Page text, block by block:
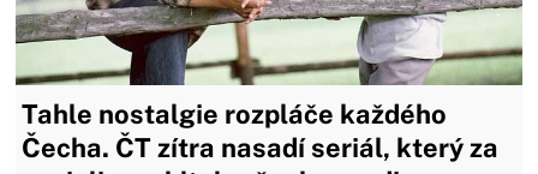
Tahle nostalgie rozpláče každého
Čecha. ČT zítra nasadí seriál, který za